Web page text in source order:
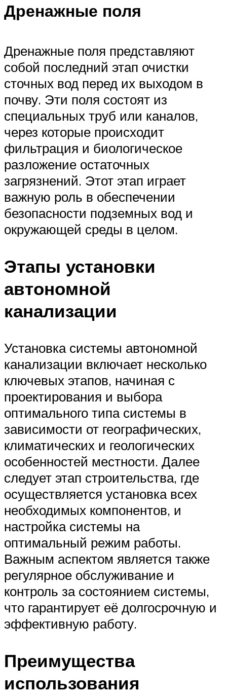
Дренажные поля
Дренажные поля представляют
собой последний этап очистки
сточных вод перед их выходом в
почву. Эти поля состоят из
специальных труб или каналов,
через которые происходит
фильтрация и биологическое
разложение остаточных
загрязнений. Этот этап играет
важную роль в обеспечении
безопасности подземных вод и
окружающей среды в целом.
Этапы установки
автономной
канализации
Установка системы автономной
канализации включает несколько
ключевых этапов, начиная с
проектирования и выбора
оптимального типа системы в
зависимости от географических,
климатических и геологических
особенностей местности. Далее
следует этап строительства, где
осуществляется установка всех
необходимых компонентов, и
настройка системы на
оптимальный режим работы.
Важным аспектом является также
регулярное обслуживание и
контроль за состоянием системы,
что гарантирует её долгосрочную и
эффективную работу.
Преимущества
использования